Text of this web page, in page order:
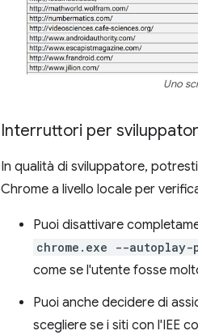
Uno
Interruttori per
In qualità di sviluppatore,
Chrome a livello locale per
Puoi disattivare
chrome.exe --
come se l'utente fosse
Puoi anche decidere di
scegliere se i siti con l'IEE